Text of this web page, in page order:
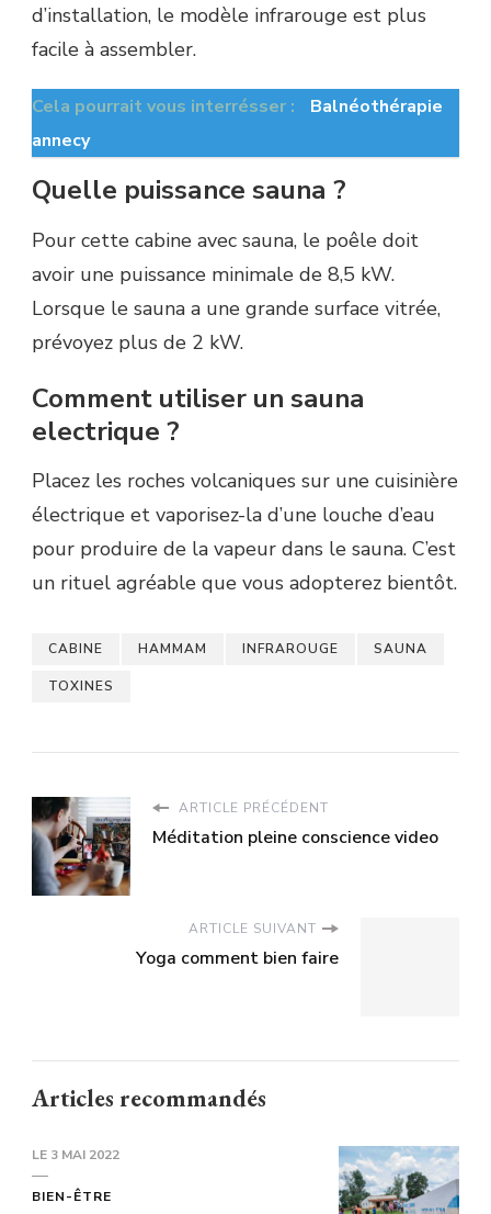
d’installation, le modèle infrarouge est plus
facile à assembler.
Cela pourrait vous interrésser :
Balnéothérapie
annecy
Quelle puissance sauna ?
Pour cette cabine avec sauna, le poêle doit
avoir une puissance minimale de 8,5 kW.
Lorsque le sauna a une grande surface vitrée,
prévoyez plus de 2 kW.
Comment utiliser un sauna
electrique ?
Placez les roches volcaniques sur une cuisinière
électrique et vaporisez-la d’une louche d’eau
pour produire de la vapeur dans le sauna. C’est
un rituel agréable que vous adopterez bientôt.
CABINE HAMMAM INFRAROUGE SAUNA
TOXINES
ARTICLE PRÉCÉDENT
Méditation pleine conscience video
ARTICLE SUIVANT
Yoga comment bien faire
Articles recommandés
LE 3 MAI 2022
BIEN-ÊTRE